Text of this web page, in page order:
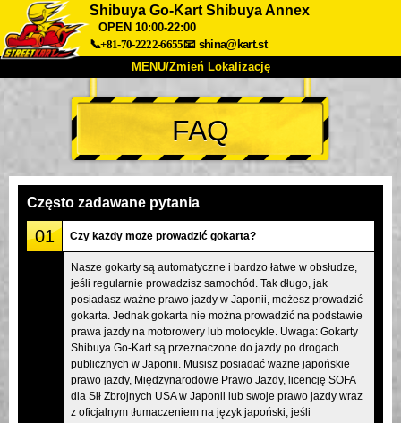
Shibuya Go-Kart Shibuya Annex
OPEN 10:00-22:00
📞+81-70-2222-6655📧 shina@kart.st
MENU/Zmień Lokalizację
O nas Specyfikacja Cena
Dojazd Opinie
Zmień Lokalizację
Tokyo Shinagawa Tokyo Akihabara#1
Tokyo Akihabara#2 Tokyo Shibuya
Tokyo Shibuya Annex Tokyo Bay
Tokyo Asakusa Osaka
Okinawa
FAQ
Często zadawane pytania
01 Czy każdy może prowadzić gokarta?
Nasze gokarty są automatyczne i bardzo łatwe w obsłudze,
jeśli regularnie prowadzisz samochód. Tak długo, jak
posiadasz ważne prawo jazdy w Japonii, możesz prowadzić
gokarta. Jednak gokarta nie można prowadzić na podstawie
prawa jazdy na motorowery lub motocykle. Uwaga: Gokarty
Shibuya Go-Kart są przeznaczone do jazdy po drogach
publicznych w Japonii. Musisz posiadać ważne japońskie
prawo jazdy, Międzynarodowe Prawo Jazdy, licencję SOFA
dla Sił Zbrojnych USA w Japonii lub swoje prawo jazdy wraz
z oficjalnym tłumaczeniem na język japoński, jeśli